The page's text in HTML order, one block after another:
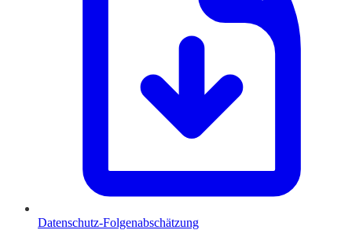
Datenschutz-Folgenabschätzung